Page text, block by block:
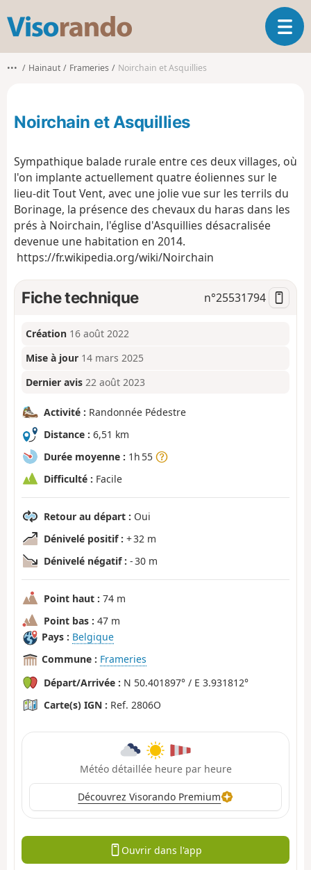
s
o
d
O
u
a
i
g
n
••• Hainaut Frameries Noirchain et Asquillies
Noirchain et Asquillies
Sympathique balade rurale entre ces deux villages, où
l'on implante actuellement quatre éoliennes sur le
lieu-dit Tout Vent, avec une jolie vue sur les terrils du
Borinage, la présence des chevaux du haras dans les
prés à Noirchain, l'église d'Asquillies désacralisée
devenue une habitation en 2014.
https://fr.wikipedia.org/wiki/Noirchain
Fiche technique n°25531794
Création 16 août 2022
Mise à jour 14 mars 2025
Dernier avis 22 août 2023
Activité : Randonnée Pédestre
Distance : 6,51 km
Durée moyenne : 1h 55
Difficulté : Facile
Retour au départ : Oui
Dénivelé positif : + 32 m
Dénivelé négatif : - 30 m
Point haut : 74 m
Point bas : 47 m
Pays : Belgique
Commune : Frameries
Départ/Arrivée : N 50.401897° / E 3.931812°
Carte(s) IGN : Ref. 2806O
Météo détaillée heure par heure
Découvrez Visorando Premium
Ouvrir dans l'app